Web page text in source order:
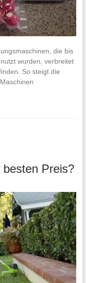
die bis
wurden, verbreitet
So steigt die
Preis?